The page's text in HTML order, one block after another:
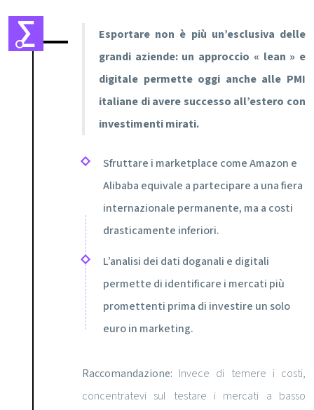
Esportare non è più un’esclusiva delle
grandi aziende: un approccio « lean » e
digitale permette oggi anche alle PMI
italiane di avere successo all’estero con
investimenti mirati.
Sfruttare i marketplace come Amazon e
Alibaba equivale a partecipare a una fiera
internazionale permanente, ma a costi
drasticamente inferiori.
L’analisi dei dati doganali e digitali
permette di identificare i mercati più
promettenti prima di investire un solo
euro in marketing.
Raccomandazione: Invece di temere i costi,
concentratevi sul testare i mercati a basso